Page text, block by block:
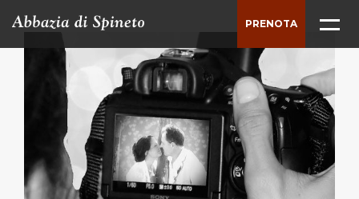
TENUTA
STORIA
DINTORNI
PRENOTA